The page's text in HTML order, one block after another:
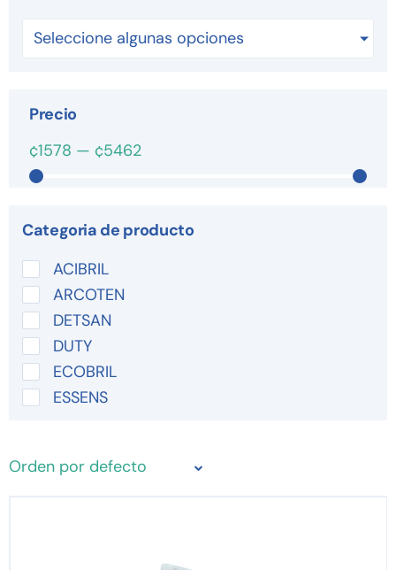
Seleccione algunas opciones
Precio
¢1578 — ¢5462
Categoria de producto
ACIBRIL
ARCOTEN
DETSAN
DUTY
ECOBRIL
ESSENS